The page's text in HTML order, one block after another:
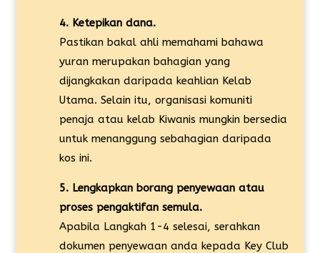
4. Ketepikan dana.
Pastikan bakal ahli memahami bahawa
yuran merupakan bahagian yang
dijangkakan daripada keahlian Kelab
Utama. Selain itu, organisasi komuniti
penaja atau kelab Kiwanis mungkin bersedia
untuk menanggung sebahagian daripada
kos ini.
5. Lengkapkan borang penyewaan atau
proses pengaktifan semula.
Apabila Langkah 1-4 selesai, serahkan
dokumen penyewaan anda kepada Key Club